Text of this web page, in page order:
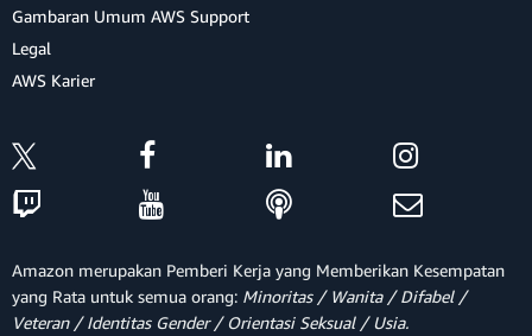
Gambaran Umum AWS Support
Legal
AWS Karier
Amazon merupakan Pemberi Kerja yang Memberikan Kesempatan
yang Rata untuk semua orang: Minoritas / Wanita / Difabel /
Veteran / Identitas Gender / Orientasi Seksual / Usia.